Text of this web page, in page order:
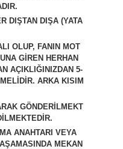
DIŞTAN DIŞA (YATA
OLUP, FANIN MOT
GİREN HERHAN
AÇIKLIĞINIZDAN 5-
ARKA KISIM
GÖNDERİLMEKT
ANAHTARI VEYA
MEKAN